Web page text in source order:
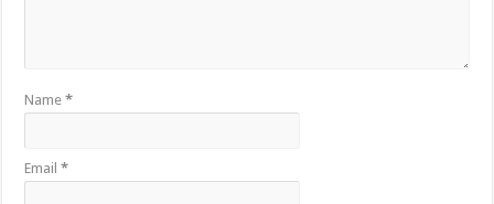
Name*
Email*